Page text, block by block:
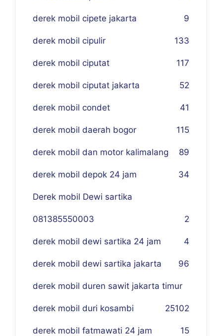
derek mobil cipete jakarta 9
derek mobil cipulir 133
derek mobil ciputat 117
derek mobil ciputat jakarta 52
derek mobil condet 41
derek mobil daerah bogor 115
derek mobil dan motor kalimalang 89
derek mobil depok 24 jam 34
Derek mobil Dewi sartika
081385550003 2
derek mobil dewi sartika 24 jam 4
derek mobil dewi sartika jakarta 96
derek mobil duren sawit jakarta timur
102
derek mobil duri kosambi 25
derek mobil fatmawati 24 jam 15